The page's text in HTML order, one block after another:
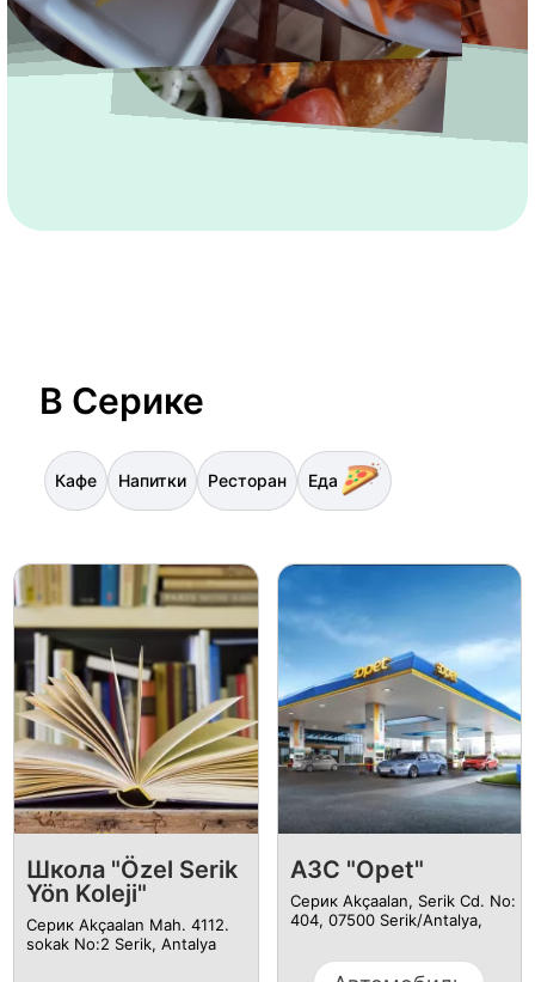
В Серике
Кафе Напитки Ресторан Еда
Школа "Özel Serik
Yön Koleji"
Серик Akçaalan Mah. 4112.
sokak No:2 Serik, Antalya
АЗС "Opet"
Серик Akçaalan, Serik Cd. No:
404, 07500 Serik/Antalya,